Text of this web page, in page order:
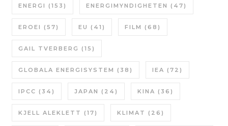
ENERGI (153) ENERGIMYNDIGHETEN (47)
EROEI (57) EU (41) FILM (68)
GAIL TVERBERG (15)
GLOBALA ENERGISYSTEM (38) IEA (72)
IPCC (34) JAPAN (24) KINA (36)
KJELL ALEKLETT (17) KLIMAT (26)